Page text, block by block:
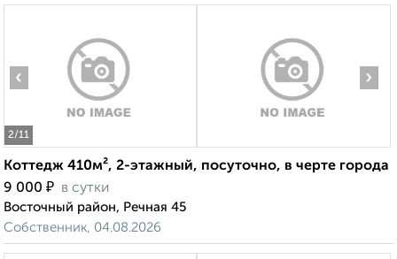
2/11
‹ ›
Коттедж 410м², 2-этажный, посуточно, в черте города
9 000 ₽ в сутки
Восточный район, Речная 45
Собственник, 04.08.2026